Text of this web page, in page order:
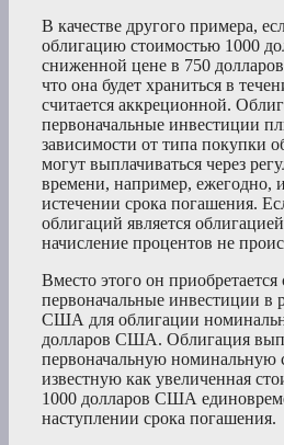
В качестве другого примера,
облигацию стоимостью 1000
сниженной цене в 750
что она будет храниться в
считается аккреционной.
первоначальные инвестиции
зависимости от типа покупки
могут выплачиваться через
времени, например, ежегодно,
истечении срока погашения.
облигаций является
начисление процентов не
Вместо этого он приобретается
первоначальные инвестиции в
США для облигации
долларов США. Облигация
первоначальную номинальную
известную как увеличенная
1000 долларов США
наступлении срока погашения.